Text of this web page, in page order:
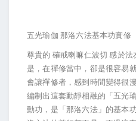
五光瑜伽 那洛六法基本功實修
尊貴的 確戒喇嘛仁波切 感於法
是，在禪修當中，卻是很容易
會讓禪修者，感到時間變得很
編制出這套動靜相融的「五光
動功，是「那洛六法」的基本